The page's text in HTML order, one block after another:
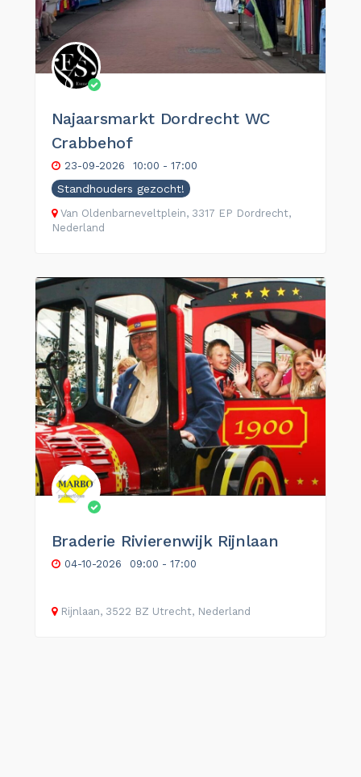
Najaarsmarkt Dordrecht WC
Crabbehof
23-09-2026 10:00 - 17:00
Standhouders gezocht!
Van Oldenbarneveltplein, 3317 EP Dordrecht,
Nederland
Braderie Rivierenwijk Rijnlaan
04-10-2026 09:00 - 17:00
Rijnlaan, 3522 BZ Utrecht, Nederland